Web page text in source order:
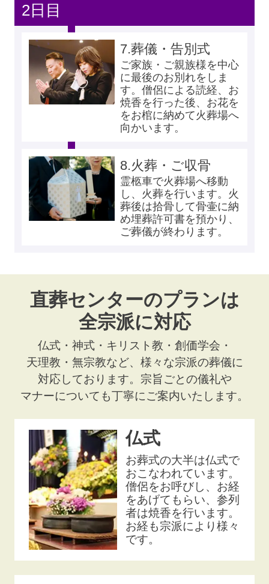
2日目
7.葬儀・告別式
ご家族・ご親族様を中心
に最後のお別れをしま
す。僧侶による読経、お
焼香を行った後、お花を
をお棺に納めて火葬場へ
向かいます。
8.火葬・ご収骨
霊柩車で火葬場へ移動
し、火葬を行います。火
葬後は拾骨して骨壷に納
め埋葬許可書を預かり、
ご葬儀が終わります。
直葬センターのプランは
全宗派に対応
仏式・神式・キリスト教・創価学会・
天理教・無宗教など、様々な宗派の葬儀に
対応しております。宗旨ごとの儀礼や
マナーについても丁寧にご案内いたします。
仏式
お葬式の大半は仏式で
おこなわれています。
僧侶をお呼びし、お経
をあげてもらい、参列
者は焼香を行います。
お経も宗派により様々
です。